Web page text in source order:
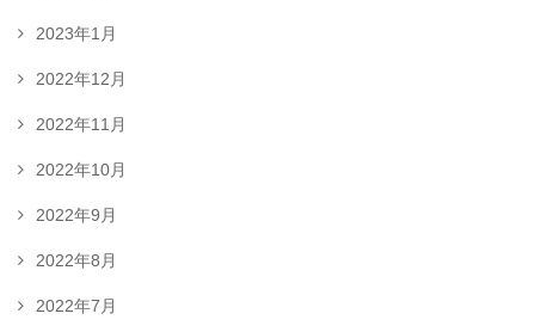
2023年1月
2022年12月
2022年11月
2022年10月
2022年9月
2022年8月
2022年7月